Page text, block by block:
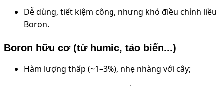
Dễ dùng, tiết kiệm công, nhưng khó điều chỉnh liều
Boron.
Boron hữu cơ (từ humic, tảo biển...)
Hàm lượng thấp (~1–3%), nhẹ nhàng với cây;